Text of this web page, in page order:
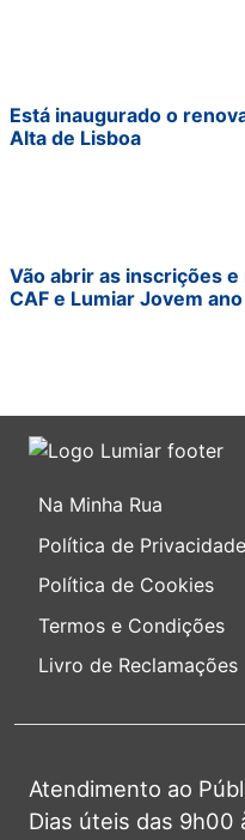
Está inaugurado o
Alta de Lisboa
Vão abrir as inscrições
CAF e Lumiar Jovem
Na Minha Rua
Política de Privacidade
Política de Cookies
Termos e Condições
Livro de Reclamações
Atendimento ao
Dias úteis das 9h00